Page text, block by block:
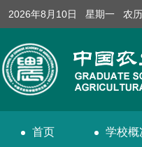
2026年8月10日 星期一 农
首页 学校概